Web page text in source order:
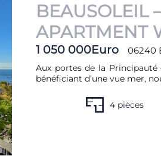
BEAUSOLEIL
APARTMENT
1 050 000Euro 06240
Aux portes de la Principauté
bénéficiant d’une vue mer,
4 pièces